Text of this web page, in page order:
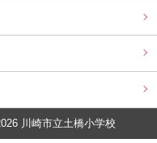
川崎市立土橋小学校